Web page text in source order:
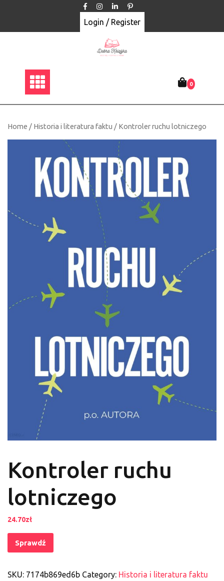
Login / Register
0
Home / Historia i literatura faktu / Kontroler ruchu lotniczego
Kontroler ruchu
lotniczego
24.70zł
Sprawdź
SKU: 7174b869ed6b Category: Historia i literatura faktu